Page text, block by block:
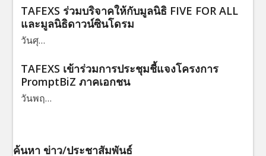
TAFEXS ร่วมบริจาคให้กับมูลนิธิ FIVE FOR ALL
และมูลนิธิดาวน์ซินโดรม
วันศุ…
TAFEXS เข้าร่วมการประชุมชี้แจงโครงการ
PromptBiZ ภาคเอกชน
วันพฤ…
ค้นหา ข่าว/ประชาสัมพันธ์